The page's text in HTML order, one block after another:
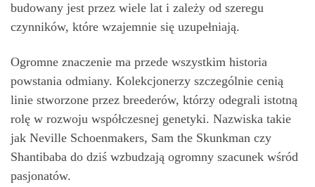
budowany jest przez wiele lat i zależy od szeregu
czynników, które wzajemnie się uzupełniają.
Ogromne znaczenie ma przede wszystkim historia
powstania odmiany. Kolekcjonerzy szczególnie cenią
linie stworzone przez breederów, którzy odegrali istotną
rolę w rozwoju współczesnej genetyki. Nazwiska takie
jak Neville Schoenmakers, Sam the Skunkman czy
Shantibaba do dziś wzbudzają ogromny szacunek wśród
pasjonatów.